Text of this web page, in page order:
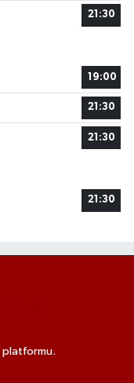
21:30
19:00
21:30
21:30
21:30
platformu.